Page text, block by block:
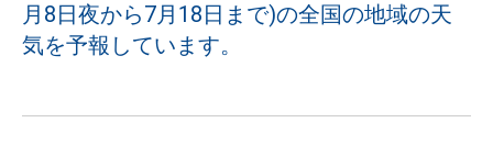
月8日夜から7月18日まで)の全国の地域の天
気を予報しています。